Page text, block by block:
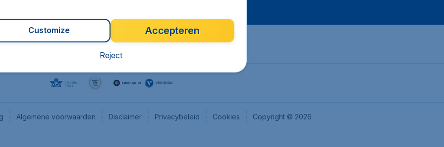
Algemene voorwaarden Disclaimer Privacybeleid Cookies Copyright © 2026
Accepteren
Customize
Reject